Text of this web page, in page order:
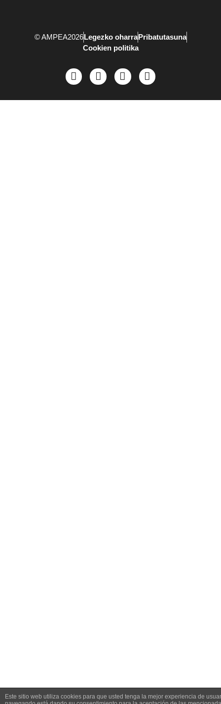
© AMPEA2026Legezko oharraPribatutasuna
Cookien politika
Este sitio web utiliza cookies para que usted tenga la mejor experiencia de